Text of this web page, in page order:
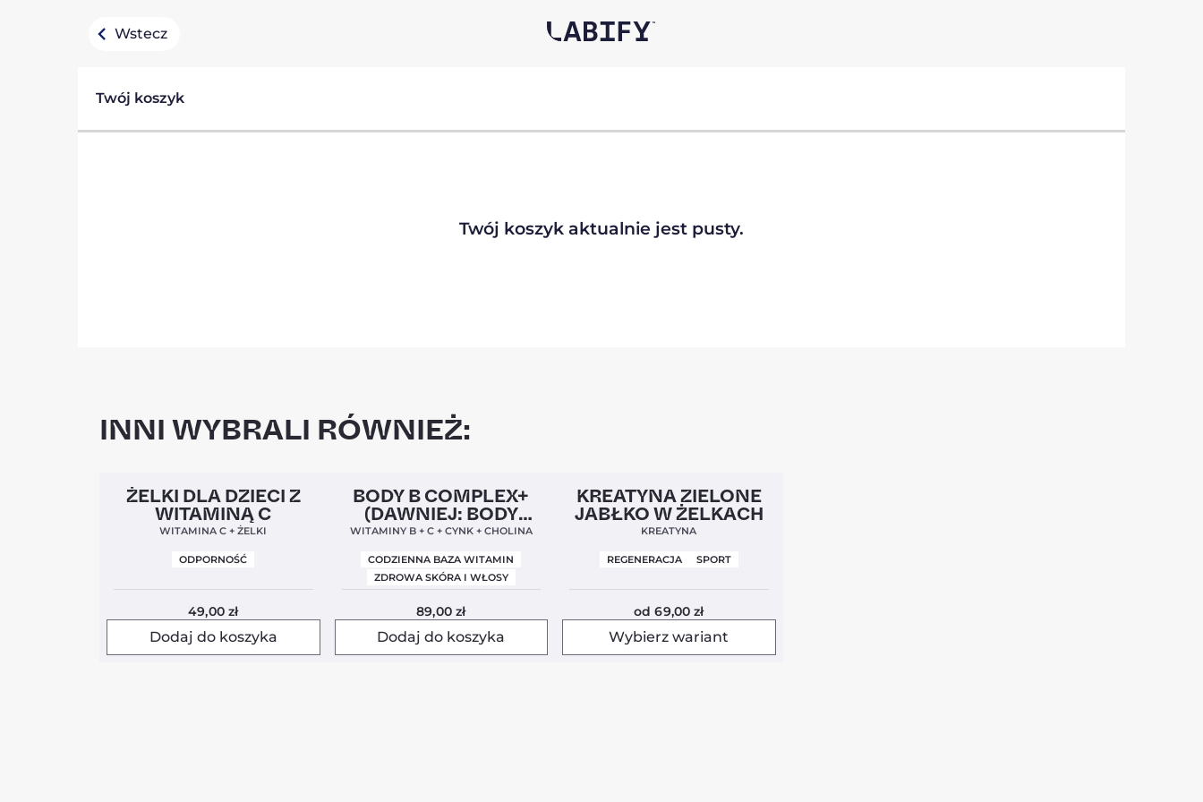
Wstecz
Twój koszyk
Twój koszyk aktualnie jest pusty.
INNI WYBRALI RÓWNIEŻ:
Clean Label 5,0
ŻELKI DLA DZIECI Z
WITAMINĄ C
WITAMINA C + ŻELKI
ODPORNOŚĆ
49,00zł
Dodaj do koszyka
Clean Label Nowa Formuła
BODY B COMPLEX+
(DAWNIEJ: BODY
BALANCE)
WITAMINY B + C + CYNK + CHOLINA
CODZIENNA BAZA WITAMIN
ZDROWA SKÓRA I WŁOSY
89,00zł
Dodaj do koszyka
Nowość 4,5
KREATYNA ZIELONE
JABŁKO W ŻELKACH
KREATYNA
REGENERACJA SPORT
od 69,00zł
Wybierz wariant